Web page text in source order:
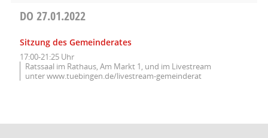
DO 27.01.2022
Sitzung des Gemeinderates
17:00-21:25 Uhr
Ratssaal im Rathaus, Am Markt 1, und im Livestream
unter www.tuebingen.de/livestream-gemeinderat